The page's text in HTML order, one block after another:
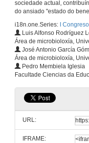
sociedade actual,
do ansiado "estado do
i18n.one.Series:
I
Luis Alfonso Rodríguez
Área de microbioloxía,
José Antonio García
Área de microbioloxía,
Pedro Membiela Iglesia
Facultade Ciencias da
URL:
IFRAME: